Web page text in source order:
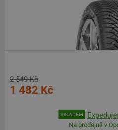
2 549 Kč
1 482 Kč
SKLADEM
Na prodejně v